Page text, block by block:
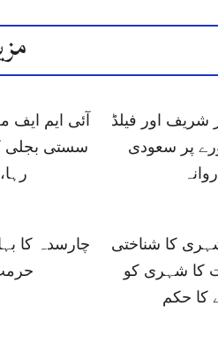
شریف اور فیلڈ
پر سعودی
آئی ایم
سستی بجلی
کا شناختی
کا شہری کو
کا حکم
چارسدہ کا